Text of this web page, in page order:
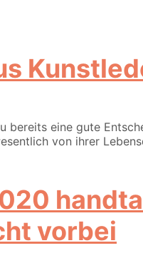
eine gute
von ihrer
vorbei